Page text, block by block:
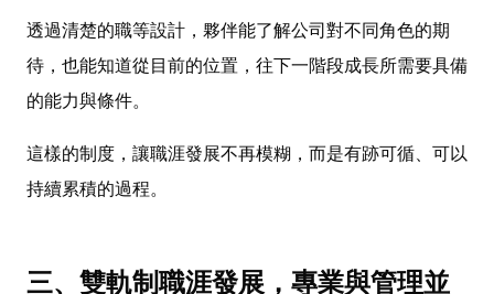
透過清楚的職等設計，夥伴能了解公司對不同角色的期
待，也能知道從目前的位置，往下一階段成長所需要具備
的能力與條件。
這樣的制度，讓職涯發展不再模糊，而是有跡可循、可以
持續累積的過程。
三、雙軌制職涯發展，專業與管理並